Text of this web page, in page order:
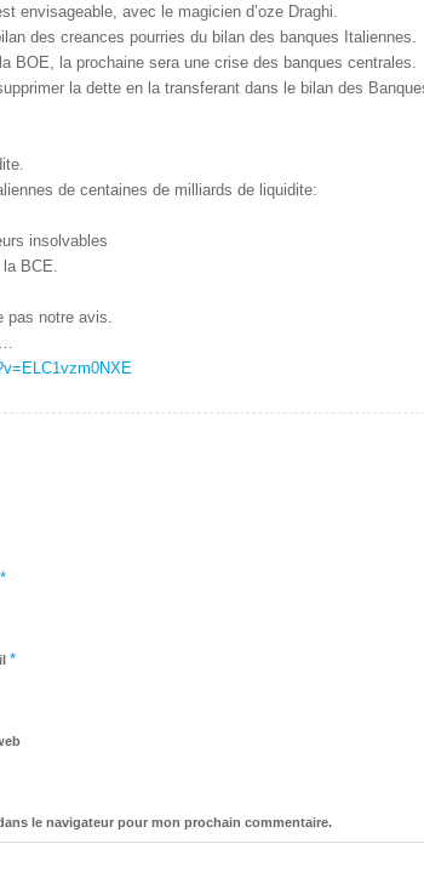
envisageable, avec le magicien d’oze Draghi.
des creances pourries du bilan des banques Italiennes.
BOE, la prochaine sera une crise des banques centrales.
la dette en la transferant dans le bilan des
de centaines de milliards de liquidite:
insolvables
BCE.
pas notre avis.
*
*
le navigateur pour mon prochain commentaire.